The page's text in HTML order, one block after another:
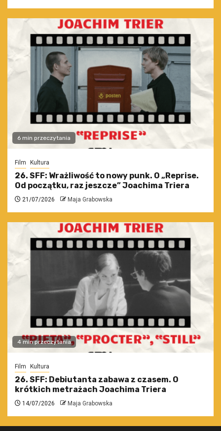
6 min przeczytania
Film Kultura
26. SFF: Wrażliwość to nowy punk. O „Reprise.
Od początku, raz jeszcze” Joachima Triera
21/07/2026 Maja Grabowska
4 min przeczytania
Film Kultura
26. SFF: Debiutanta zabawa z czasem. O
krótkich metrażach Joachima Triera
14/07/2026 Maja Grabowska